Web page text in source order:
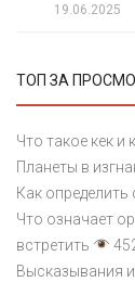
19.06.2025
ТОП ЗА
Что такое кек и
Планеты в
Как определить
Что означает
встретить
Высказывания